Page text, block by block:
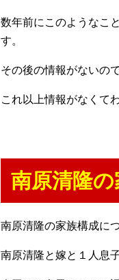
数年前にこのようなこ
す。
その後の情報がないの
これ以上情報がなくて
南原清隆の
南原清隆の家族構成に
南原清隆と嫁と１人息